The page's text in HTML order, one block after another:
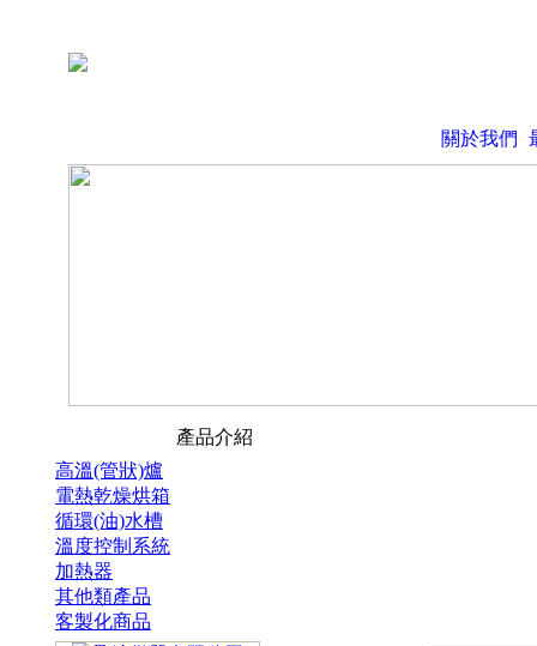
關於我們
產品介紹
高溫(管狀)爐
電熱乾燥烘箱
循環(油)水槽
溫度控制系統
加熱器
其他類產品
客製化商品